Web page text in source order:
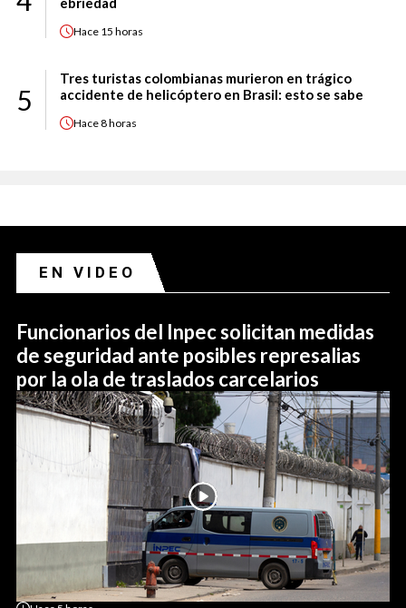
Hace 15 horas
5
Tres turistas colombianas murieron en trágico
accidente de helicóptero en Brasil: esto se sabe
Hace8 horas
EN VIDEO
Funcionarios del Inpec solicitan medidas
de seguridad ante posibles represalias
por la ola de traslados carcelarios